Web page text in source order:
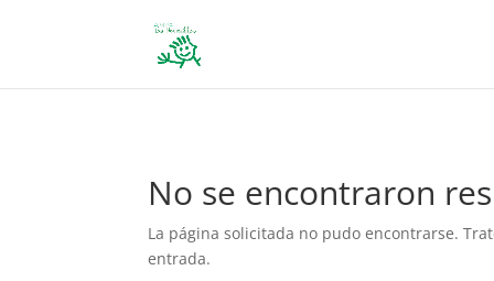
No se encontraron
La página solicitada no pudo encontrarse.
entrada.